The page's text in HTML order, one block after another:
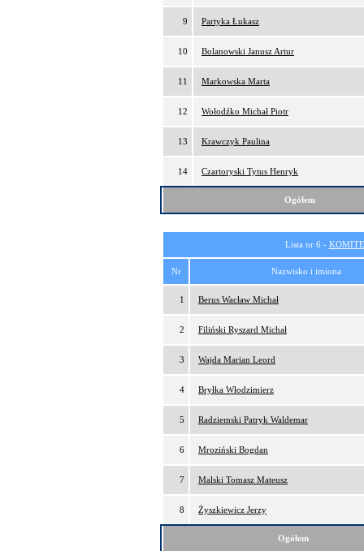
9 Partyka Łukasz
10 Bolanowski Janusz Artur
11 Markowska Marta
12 Wołodźko Michał Piotr
13 Krawczyk Paulina
14 Czartoryski Tytus Henryk
Ogółem
Lista nr 6 -
Nr Nazwisko i imiona
1 Berus Wacław Michał
2 Filiński Ryszard Michał
3 Wajda Marian Leord
4 Bryłka Włodzimierz
5 Radziemski Patryk Waldemar
6 Mroziński Bogdan
7 Malski Tomasz Mateusz
8 Żyszkiewicz Jerzy
Ogółem